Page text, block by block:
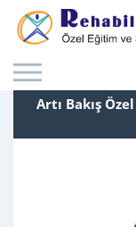
Artı Bakış